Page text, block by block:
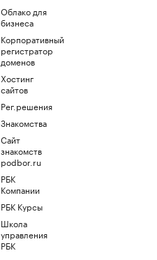
Облако для
бизнеса
Корпоративный
регистратор
доменов
Хостинг
сайтов
Рег.решения
Знакомства
Сайт
знакомств
podbor.ru
РБК
Компании
РБК Курсы
Школа
управления
РБК